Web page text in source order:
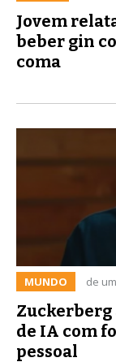
Jovem
beber gin
coma
MUNDO de
de IA com
pessoal